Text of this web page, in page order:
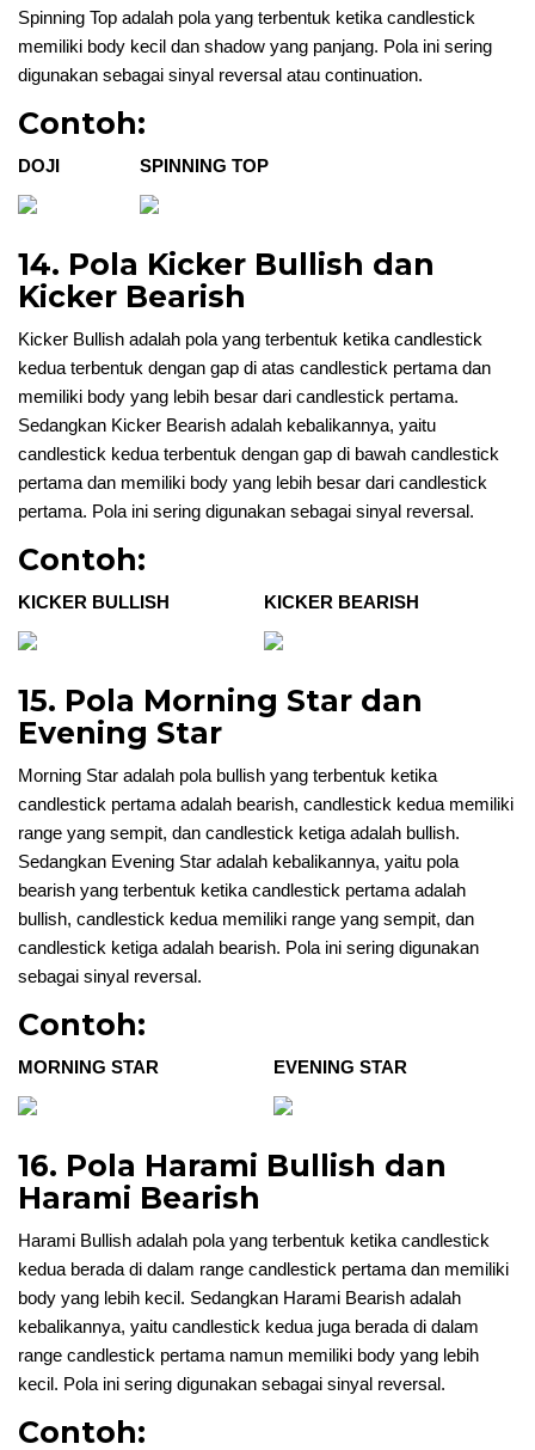
Spinning Top adalah pola yang terbentuk ketika candlestick
memiliki body kecil dan shadow yang panjang. Pola ini sering
digunakan sebagai sinyal reversal atau continuation.
Contoh:
DOJI SPINNING TOP
14. Pola Kicker Bullish dan
Kicker Bearish
Kicker Bullish adalah pola yang terbentuk ketika candlestick
kedua terbentuk dengan gap di atas candlestick pertama dan
memiliki body yang lebih besar dari candlestick pertama.
Sedangkan Kicker Bearish adalah kebalikannya, yaitu
candlestick kedua terbentuk dengan gap di bawah candlestick
pertama dan memiliki body yang lebih besar dari candlestick
pertama. Pola ini sering digunakan sebagai sinyal reversal.
Contoh:
KICKER BULLISH KICKER BEARISH
15. Pola Morning Star dan
Evening Star
Morning Star adalah pola bullish yang terbentuk ketika
candlestick pertama adalah bearish, candlestick kedua memiliki
range yang sempit, dan candlestick ketiga adalah bullish.
Sedangkan Evening Star adalah kebalikannya, yaitu pola
bearish yang terbentuk ketika candlestick pertama adalah
bullish, candlestick kedua memiliki range yang sempit, dan
candlestick ketiga adalah bearish. Pola ini sering digunakan
sebagai sinyal reversal.
Contoh:
MORNING STAR EVENING STAR
16. Pola Harami Bullish dan
Harami Bearish
Harami Bullish adalah pola yang terbentuk ketika candlestick
kedua berada di dalam range candlestick pertama dan memiliki
body yang lebih kecil. Sedangkan Harami Bearish adalah
kebalikannya, yaitu candlestick kedua juga berada di dalam
range candlestick pertama namun memiliki body yang lebih
kecil. Pola ini sering digunakan sebagai sinyal reversal.
Contoh: